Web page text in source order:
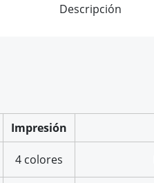
Descripción
Impresión
4 colores